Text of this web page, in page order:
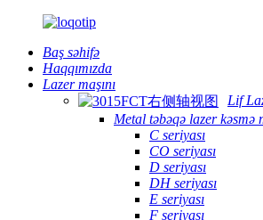
Baş səhifə
Haqqımızda
Lazer maşını
Lif
Metal təbəqə lazer kəsmə
C seriyası
CO seriyası
D seriyası
DH seriyası
E seriyası
F seriyası